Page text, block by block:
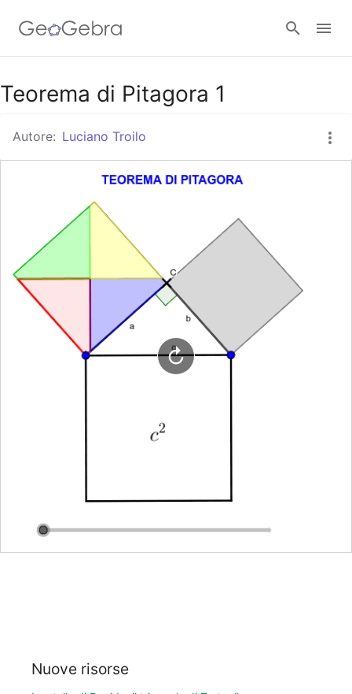
Google Classroom
GeoGebra Classroom
Teorema di Pitagora 1
Autore: Luciano Troilo
Nuove risorse